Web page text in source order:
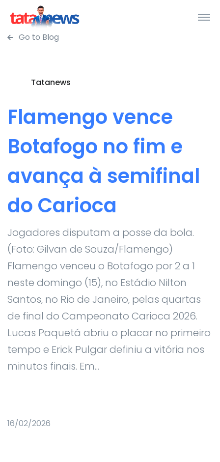
Go to Blog
Tatanews
Flamengo vence
Botafogo no fim e
avança à semifinal
do Carioca
Jogadores disputam a posse da bola.
(Foto: Gilvan de Souza/Flamengo)
Flamengo venceu o Botafogo por 2 a 1
neste domingo (15), no Estádio Nilton
Santos, no Rio de Janeiro, pelas quartas
de final do Campeonato Carioca 2026.
Lucas Paquetá abriu o placar no primeiro
tempo e Erick Pulgar definiu a vitória nos
minutos finais. Em...
16/02/2026